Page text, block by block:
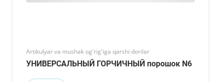
Artikulyar va mushak og'rig'iga qarshi dorilar
УНИВЕРСАЛЬНЫЙ ГОРЧИЧНЫЙ порошок N6